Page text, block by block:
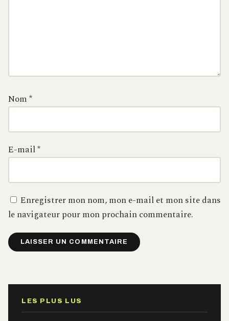
Nom*
E-mail*
Enregistrer mon nom, mon e-mail et mon site dans
le navigateur pour mon prochain commentaire.
LES PLUS LUS